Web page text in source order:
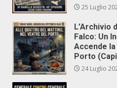
25 Luglio
L’Archivio
Falco: Un
Accende
Porto
24 Luglio